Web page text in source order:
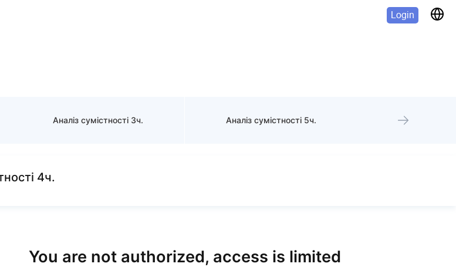
Login
Аналіз сумістності 3ч. Аналіз сумістності 5ч.
4ч.
You are not authorized, access is limited